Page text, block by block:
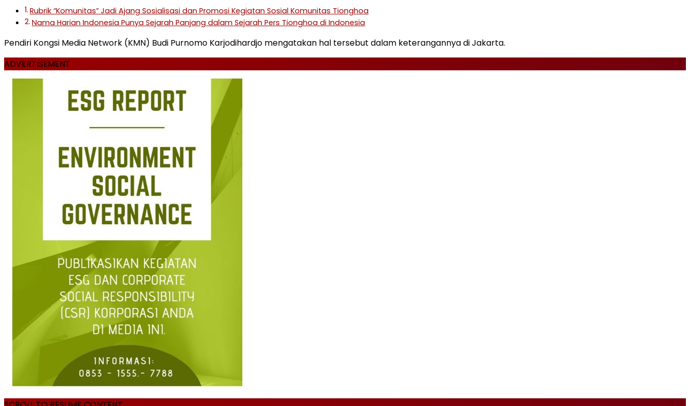
Rubrik “Komunitas” Jadi Ajang Sosialisasi dan Promosi Kegiatan Sosial Komunitas Tionghoa
Nama Harian Indonesia Punya Sejarah Panjang dalam Sejarah Pers Tionghoa di Indonesia
Pendiri Kongsi Media Network (KMN) Budi Purnomo Karjodihardjo mengatakan hal tersebut dalam keterangannya di Jakarta.
ADVERTISEMENT